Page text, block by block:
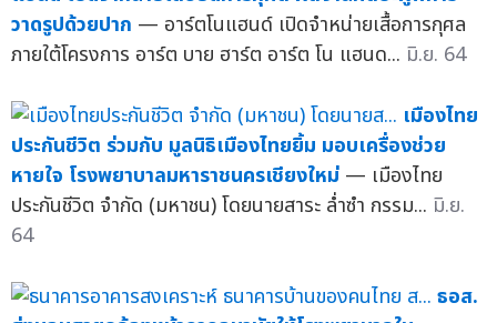
วาดรูปด้วยปาก — อาร์ตโนแฮนด์ เปิดจำหน่ายเสื้อการกุศล
ภายใต้โครงการ อาร์ต บาย ฮาร์ต อาร์ต โน แฮนด... มิ.ย. 64
เมืองไทย
ประกันชีวิต ร่วมกับ มูลนิธิเมืองไทยยิ้ม มอบเครื่องช่วย
หายใจ โรงพยาบาลมหาราชนครเชียงใหม่ — เมืองไทย
ประกันชีวิต จำกัด (มหาชน) โดยนายสาระ ล่ำซำ กรรม... มิ.ย.
64
ธอส.